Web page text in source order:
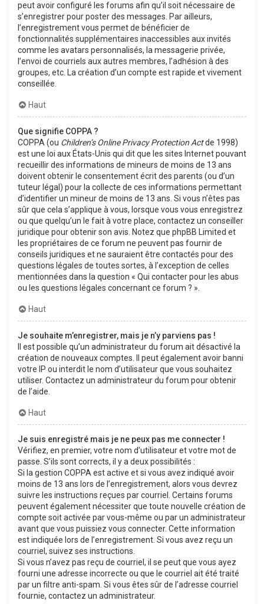
peut avoir configuré les forums afin qu’il soit nécessaire de
s’enregistrer pour poster des messages. Par ailleurs,
l’enregistrement vous permet de bénéficier de
fonctionnalités supplémentaires inaccessibles aux invités
comme les avatars personnalisés, la messagerie privée,
l’envoi de courriels aux autres membres, l’adhésion à des
groupes, etc. La création d’un compte est rapide et vivement
conseillée.
Haut
Que signifie COPPA ?
COPPA (ou Children’s Online Privacy Protection Actde 1998)
est une loi aux États-Unis qui dit que les sites Internet pouvant
recueillir des informations de mineurs de moins de 13 ans
doivent obtenir le consentement écrit des parents (ou d’un
tuteur légal) pour la collecte de ces informations permettant
d’identifier un mineur de moins de 13 ans. Si vous n’êtes pas
sûr que cela s’applique à vous, lorsque vous vous enregistrez
ou que quelqu’un le fait à votre place, contactez un conseiller
juridique pour obtenir son avis. Notez que phpBB Limited et
les propriétaires de ce forum ne peuvent pas fournir de
conseils juridiques et ne sauraient être contactés pour des
questions légales de toutes sortes, à l’exception de celles
mentionnées dans la question « Qui contacter pour les abus
ou les questions légales concernant ce forum ? ».
Haut
Je souhaite m’enregistrer, mais je n’y parviens pas !
Il est possible qu’un administrateur du forum ait désactivé la
création de nouveaux comptes. Il peut également avoir banni
votre IP ou interdit le nom d’utilisateur que vous souhaitez
utiliser. Contactez un administrateur du forum pour obtenir
de l’aide.
Haut
Je suis enregistré mais je ne peux pas me connecter !
Vérifiez, en premier, votre nom d’utilisateur et votre mot de
passe. S’ils sont corrects, il y a deux possibilités :
Si la gestion COPPA est active et si vous avez indiqué avoir
moins de 13 ans lors de l’enregistrement, alors vous devrez
suivre les instructions reçues par courriel. Certains forums
peuvent également nécessiter que toute nouvelle création de
compte soit activée par vous-même ou par un administrateur
avant que vous puissiez vous connecter. Cette information
est indiquée lors de l’enregistrement. Si vous avez reçu un
courriel, suivez ses instructions.
Si vous n’avez pas reçu de courriel, il se peut que vous ayez
fourni une adresse incorrecte ou que le courriel ait été traité
par un filtre anti-spam. Si vous êtes sûr de l’adresse courriel
fournie, contactez un administrateur.